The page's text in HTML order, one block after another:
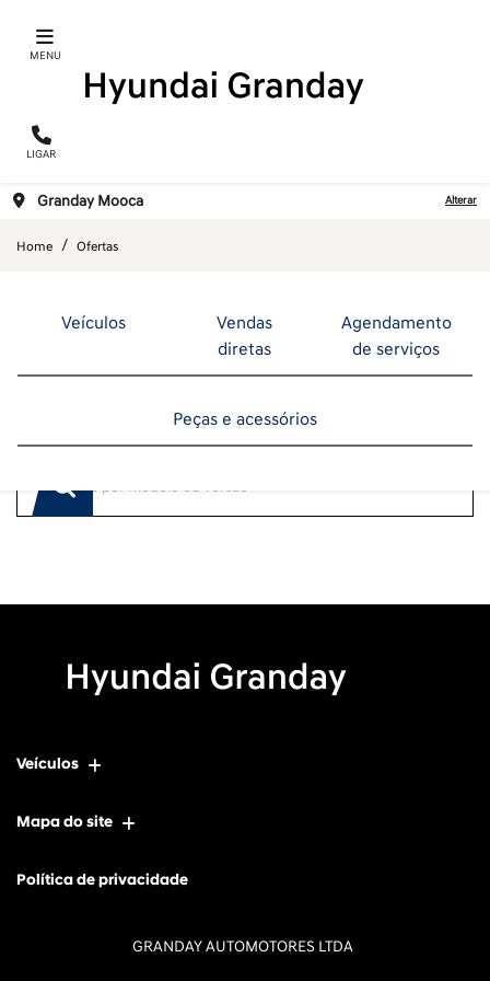
MENU
LIGAR
Granday Mooca Alterar
Home Ofertas
Veículos
Vendas
diretas
Agendamento
de serviços
Peças e acessórios
ENCONTRE UMA OFERTA
Veículos
Mapa do site
Política de privacidade
GRANDAY AUTOMOTORES LTDA